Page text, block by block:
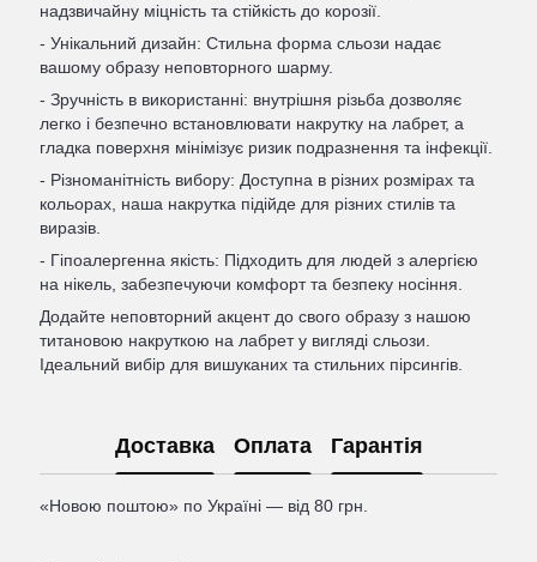
надзвичайну міцність та стійкість до корозії.
- Унікальний дизайн: Стильна форма сльози надає
вашому образу неповторного шарму.
- Зручність в використанні: внутрішня різьба дозволяє
легко і безпечно встановлювати накрутку на лабрет, а
гладка поверхня мінімізує ризик подразнення та інфекції.
- Різноманітність вибору: Доступна в різних розмірах та
кольорах, наша накрутка підійде для різних стилів та
виразів.
- Гіпоалергенна якість: Підходить для людей з алергією
на нікель, забезпечуючи комфорт та безпеку носіння.
Додайте неповторний акцент до свого образу з нашою
титановою накруткою на лабрет у вигляді сльози.
Ідеальний вибір для вишуканих та стильних пірсингів.
Доставка Оплата Гарантія
«Новою поштою» по Україні — від 80 грн.